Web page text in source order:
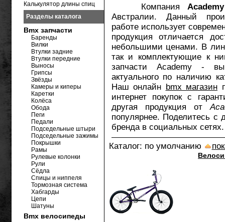
Компания
Австралии. Данный
работе использует
продукция отличается
небольшими ценами. В
так и комплектующие к
запчасти Academy -
актуального по наличию
Наш онлайн bmx магазин
интернет покупок с
другая продукция от
популярнее. Поделитесь с
бренда в социальных
Каталог: по умолчанию
Калькулятор длины спиц
Разделы каталога
Bmx запчасти
Баренды
Вилки
Втулки задние
Втулки передние
Выносы
Грипсы
Звёзды
Камеры и киперы
Каретки
Колёса
Обода
Пеги
Педали
Подседельные штыри
Подседельные зажимы
Покрышки
Рамы
Рулевые колонки
Рули
Сёдла
Спицы и ниппеля
Тормозная система
Хабгарды
Цепи
Шатуны
Bmx велосипеды